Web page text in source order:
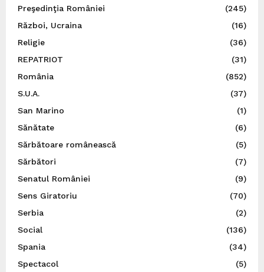
Preşedinţia României
(245)
Război, Ucraina
(16)
Religie
(36)
REPATRIOT
(31)
România
(852)
S.U.A.
(37)
San Marino
(1)
Sănătate
(6)
Sărbătoare românească
(5)
Sărbători
(7)
Senatul României
(9)
Sens Giratoriu
(70)
Serbia
(2)
Social
(136)
Spania
(34)
Spectacol
(5)